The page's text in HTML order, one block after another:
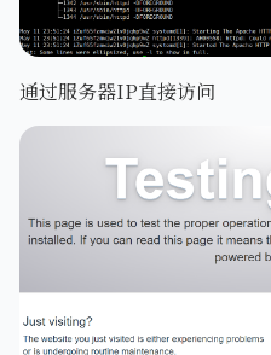
通过服务器IP直接访问